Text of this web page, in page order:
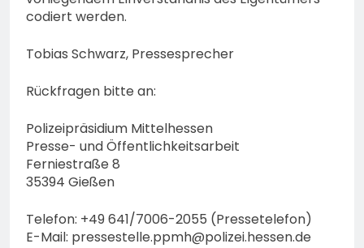
codiert werden.
Tobias Schwarz, Pressesprecher
Rückfragen bitte an:
Polizeipräsidium Mittelhessen
Presse- und Öffentlichkeitsarbeit
Ferniestraße 8
35394 Gießen
Telefon: +49 641/7006-2055 (Pressetelefon)
E-Mail: pressestelle.ppmh@polizei.hessen.de